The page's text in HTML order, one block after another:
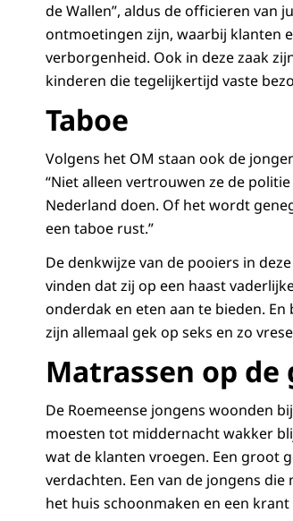
de Wallen”, aldus de officieren van
ontmoetingen zijn, waarbij klanten
verborgenheid. Ook in deze zaak
kinderen die tegelijkertijd vaste
Taboe
Volgens het OM staan ook de
“Niet alleen vertrouwen ze de
Nederland doen. Of het wordt
een taboe rust.”
De denkwijze van de pooiers in
vinden dat zij op een haast
onderdak en eten aan te bieden.
zijn allemaal gek op seks en zo
Matrassen op de
De Roemeense jongens woonden
moesten tot middernacht wakker
wat de klanten vroegen. Een groot
verdachten. Een van de jongens
het huis schoonmaken en een